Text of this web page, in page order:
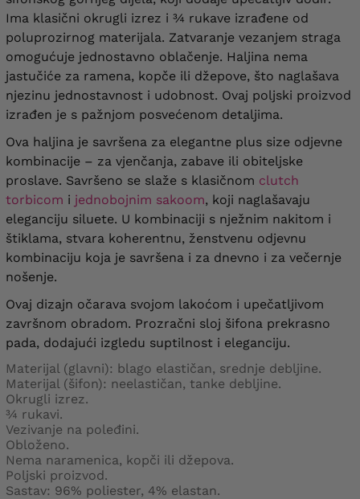
Ima klasični okrugli izrez i ¾ rukave izrađene od
poluprozirnog materijala. Zatvaranje vezanjem straga
omogućuje jednostavno oblačenje. Haljina nema
jastučiće za ramena, kopče ili džepove, što naglašava
njezinu jednostavnost i udobnost. Ovaj poljski proizvod
izrađen je s pažnjom posvećenom detaljima.
Ova haljina je savršena za elegantne plus size odjevne
kombinacije – za vjenčanja, zabave ili obiteljske
proslave. Savršeno se slaže s klasičnom clutch
torbicom i jednobojnim sakoom, koji naglašavaju
eleganciju siluete. U kombinaciji s nježnim nakitom i
štiklama, stvara koherentnu, ženstvenu odjevnu
kombinaciju koja je savršena i za dnevno i za večernje
nošenje.
Ovaj dizajn očarava svojom lakoćom i upečatljivom
završnom obradom. Prozračni sloj šifona prekrasno
pada, dodajući izgledu suptilnost i eleganciju.
Materijal (glavni): blago elastičan, srednje debljine.
Materijal (šifon): neelastičan, tanke debljine.
Okrugli izrez.
¾ rukavi.
Vezivanje na poleđini.
Obloženo.
Nema naramenica, kopči ili džepova.
Poljski proizvod.
Sastav: 96% poliester, 4% elastan.